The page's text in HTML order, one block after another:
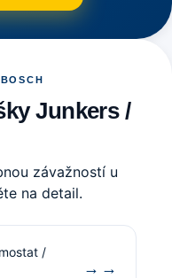
Junkers /
závažností u
na detail.
/
→